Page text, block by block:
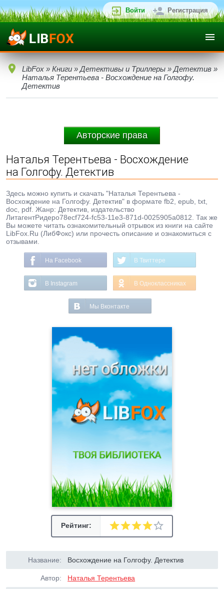
Войти Регистрация
LibFox » Книги » Детективы и Триллеры » Детектив »
Наталья Терентьева - Восхождение на Голгофу.
Детектив
Авторские права
Наталья Терентьева - Восхождение
на Голгофу. Детектив
Здесь можно купить и скачать "Наталья Терентьева -
Восхождение на Голгофу. Детектив" в формате fb2, epub, txt,
doc, pdf. Жанр: Детектив, издательство
ЛитагентРидеро78ecf724-fc53-11e3-871d-0025905a0812. Так же
Вы можете читать ознакомительный отрывок из книги на сайте
LibFox.Ru (ЛибФокс) или прочесть описание и ознакомиться с
отзывами.
На Facebook В Твиттере
В Instagram В Одноклассниках
Мы Вконтакте
Рейтинг:
Название: Восхождение на Голгофу. Детектив
Автор: Наталья Терентьева